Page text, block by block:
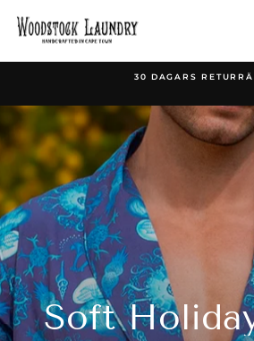
vidare
innehåll
Woodstock
Laundry
30 DAGARS
Soft